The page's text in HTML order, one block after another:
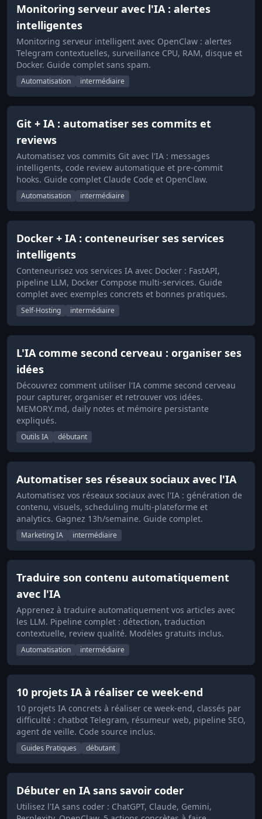
Monitoring serveur avec l'IA : alertes
intelligentes
Monitoring serveur intelligent avec OpenClaw : alertes
Telegram contextuelles, surveillance CPU, RAM, disque et
Docker. Guide complet sans spam.
Automatisation intermédiaire
Git + IA : automatiser ses commits et
reviews
Automatisez vos commits Git avec l'IA : messages
intelligents, code review automatique et pre-commit
hooks. Guide complet Claude Code et OpenClaw.
Automatisation intermédiaire
Docker + IA : conteneuriser ses services
intelligents
Conteneurisez vos services IA avec Docker : FastAPI,
pipeline LLM, Docker Compose multi-services. Guide
complet avec exemples concrets et bonnes pratiques.
Self-Hosting intermédiaire
L'IA comme second cerveau : organiser ses
idées
Découvrez comment utiliser l'IA comme second cerveau
pour capturer, organiser et retrouver vos idées.
MEMORY.md, daily notes et mémoire persistante
expliqués.
Outils IA débutant
Automatiser ses réseaux sociaux avec l'IA
Automatisez vos réseaux sociaux avec l'IA : génération de
contenu, visuels, scheduling multi-plateforme et
analytics. Gagnez 13h/semaine. Guide complet.
Marketing IA intermédiaire
Traduire son contenu automatiquement
avec l'IA
Apprenez à traduire automatiquement vos articles avec
les LLM. Pipeline complet : détection, traduction
contextuelle, review qualité. Modèles gratuits inclus.
Automatisation intermédiaire
10 projets IA à réaliser ce week-end
10 projets IA concrets à réaliser ce week-end, classés par
difficulté : chatbot Telegram, résumeur web, pipeline SEO,
agent de veille. Code source inclus.
Guides Pratiques débutant
Débuter en IA sans savoir coder
Utilisez l'IA sans coder : ChatGPT, Claude, Gemini,